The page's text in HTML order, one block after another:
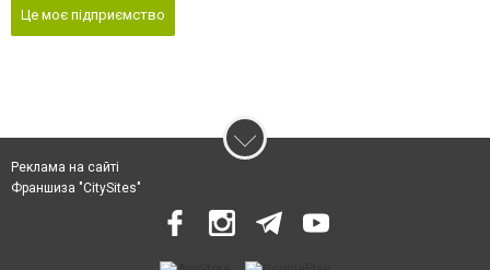
Це моє підприємство
Реклама на сайті
Франшиза "CitySites"